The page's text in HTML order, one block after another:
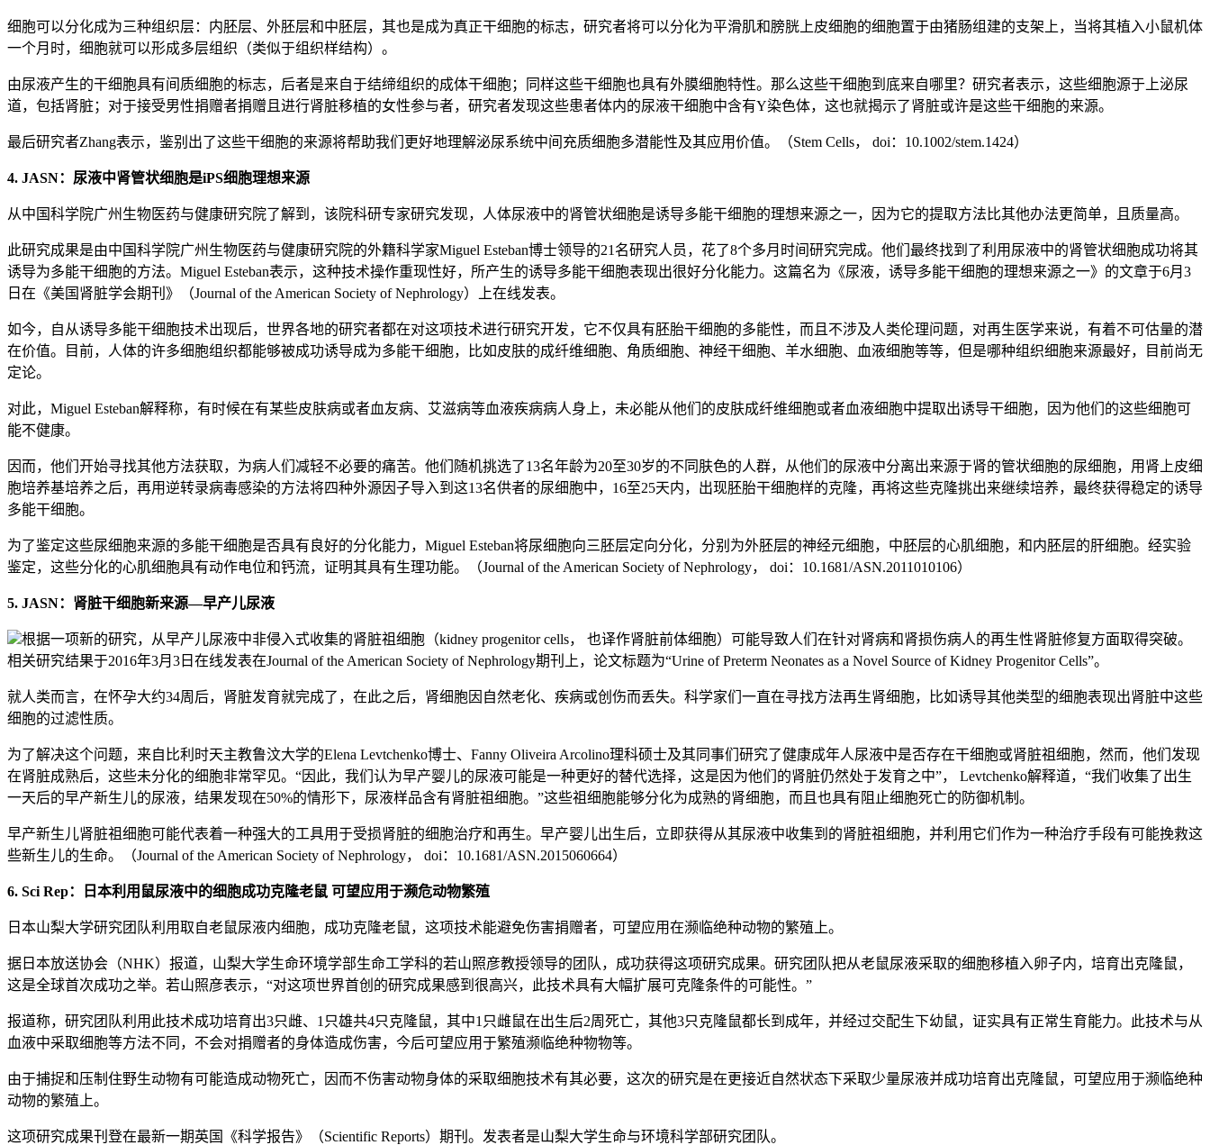
细胞可以分化成为三种组织层：内胚层、外胚层和中胚层，其也是成为真正干细胞的标志，研究者将可以分化为平滑肌和膀胱上皮细胞的细胞置于由猪肠组建的支架上，当将其植入小鼠机体
一个月时，细胞就可以形成多层组织（类似于组织样结构）。
由尿液产生的干细胞具有间质细胞的标志，后者是来自于结缔组织的成体干细胞；同样这些干细胞也具有外膜细胞特性。那么这些干细胞到底来自哪里？研究者表示，这些细胞源于上泌尿
道，包括肾脏；对于接受男性捐赠者捐赠且进行肾脏移植的女性参与者，研究者发现这些患者体内的尿液干细胞中含有Y染色体，这也就揭示了肾脏或许是这些干细胞的来源。
最后研究者Zhang表示，鉴别出了这些干细胞的来源将帮助我们更好地理解泌尿系统中间充质细胞多潜能性及其应用价值。（Stem Cells， doi：10.1002/stem.1424）
4. JASN：尿液中肾管状细胞是iPS细胞理想来源
从中国科学院广州生物医药与健康研究院了解到，该院科研专家研究发现，人体尿液中的肾管状细胞是诱导多能干细胞的理想来源之一，因为它的提取方法比其他办法更简单，且质量高。
此研究成果是由中国科学院广州生物医药与健康研究院的外籍科学家Miguel Esteban博士领导的21名研究人员，花了8个多月时间研究完成。他们最终找到了利用尿液中的肾管状细胞成功将其
诱导为多能干细胞的方法。Miguel Esteban表示，这种技术操作重现性好，所产生的诱导多能干细胞表现出很好分化能力。这篇名为《尿液，诱导多能干细胞的理想来源之一》的文章于6月3
日在《美国肾脏学会期刊》（Journal of the American Society of Nephrology）上在线发表。
如今，自从诱导多能干细胞技术出现后，世界各地的研究者都在对这项技术进行研究开发，它不仅具有胚胎干细胞的多能性，而且不涉及人类伦理问题，对再生医学来说，有着不可估量的潜
在价值。目前，人体的许多细胞组织都能够被成功诱导成为多能干细胞，比如皮肤的成纤维细胞、角质细胞、神经干细胞、羊水细胞、血液细胞等等，但是哪种组织细胞来源最好，目前尚无
定论。
对此，Miguel Esteban解释称，有时候在有某些皮肤病或者血友病、艾滋病等血液疾病病人身上，未必能从他们的皮肤成纤维细胞或者血液细胞中提取出诱导干细胞，因为他们的这些细胞可
能不健康。
因而，他们开始寻找其他方法获取，为病人们减轻不必要的痛苦。他们随机挑选了13名年龄为20至30岁的不同肤色的人群，从他们的尿液中分离出来源于肾的管状细胞的尿细胞，用肾上皮细
胞培养基培养之后，再用逆转录病毒感染的方法将四种外源因子导入到这13名供者的尿细胞中，16至25天内，出现胚胎干细胞样的克隆，再将这些克隆挑出来继续培养，最终获得稳定的诱导
多能干细胞。
为了鉴定这些尿细胞来源的多能干细胞是否具有良好的分化能力，Miguel Esteban将尿细胞向三胚层定向分化，分别为外胚层的神经元细胞，中胚层的心肌细胞，和内胚层的肝细胞。经实验
鉴定，这些分化的心肌细胞具有动作电位和钙流，证明其具有生理功能。（Journal of the American Society of Nephrology， doi：10.1681/ASN.2011010106）
5. JASN：肾脏干细胞新来源—早产儿尿液
根据一项新的研究，从早产儿尿液中非侵入式收集的肾脏祖细胞（kidney progenitor cells， 也译作肾脏前体细胞）可能导致人们在针对肾病和肾损伤病人的再生性肾脏修复方面取得突破。
相关研究结果于2016年3月3日在线发表在Journal of the American Society of Nephrology期刊上，论文标题为“Urine of Preterm Neonates as a Novel Source of Kidney Progenitor Cells”。
就人类而言，在怀孕大约34周后，肾脏发育就完成了，在此之后，肾细胞因自然老化、疾病或创伤而丢失。科学家们一直在寻找方法再生肾细胞，比如诱导其他类型的细胞表现出肾脏中这些
细胞的过滤性质。
为了解决这个问题，来自比利时天主教鲁汶大学的Elena Levtchenko博士、Fanny Oliveira Arcolino理科硕士及其同事们研究了健康成年人尿液中是否存在干细胞或肾脏祖细胞，然而，他们发现
在肾脏成熟后，这些未分化的细胞非常罕见。“因此，我们认为早产婴儿的尿液可能是一种更好的替代选择，这是因为他们的肾脏仍然处于发育之中”， Levtchenko解释道，“我们收集了出生
一天后的早产新生儿的尿液，结果发现在50%的情形下，尿液样品含有肾脏祖细胞。”这些祖细胞能够分化为成熟的肾细胞，而且也具有阻止细胞死亡的防御机制。
早产新生儿肾脏祖细胞可能代表着一种强大的工具用于受损肾脏的细胞治疗和再生。早产婴儿出生后，立即获得从其尿液中收集到的肾脏祖细胞，并利用它们作为一种治疗手段有可能挽救这
些新生儿的生命。（Journal of the American Society of Nephrology， doi：10.1681/ASN.2015060664）
6. Sci Rep：日本利用鼠尿液中的细胞成功克隆老鼠 可望应用于濒危动物繁殖
日本山梨大学研究团队利用取自老鼠尿液内细胞，成功克隆老鼠，这项技术能避免伤害捐赠者，可望应用在濒临绝种动物的繁殖上。
据日本放送协会（NHK）报道，山梨大学生命环境学部生命工学科的若山照彦教授领导的团队，成功获得这项研究成果。研究团队把从老鼠尿液采取的细胞移植入卵子内，培育出克隆鼠，
这是全球首次成功之举。若山照彦表示，“对这项世界首创的研究成果感到很高兴，此技术具有大幅扩展可克隆条件的可能性。”
报道称，研究团队利用此技术成功培育出3只雌、1只雄共4只克隆鼠，其中1只雌鼠在出生后2周死亡，其他3只克隆鼠都长到成年，并经过交配生下幼鼠，证实具有正常生育能力。此技术与从
血液中采取细胞等方法不同，不会对捐赠者的身体造成伤害，今后可望应用于繁殖濒临绝种物物等。
由于捕捉和压制住野生动物有可能造成动物死亡，因而不伤害动物身体的采取细胞技术有其必要，这次的研究是在更接近自然状态下采取少量尿液并成功培育出克隆鼠，可望应用于濒临绝种
动物的繁殖上。
这项研究成果刊登在最新一期英国《科学报告》（Scientific Reports）期刊。发表者是山梨大学生命与环境科学部研究团队。